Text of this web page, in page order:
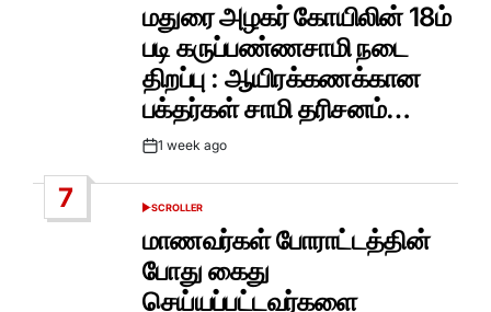
மதுரை அழகர் கோயிலின் 18ம்
படி கருப்பண்ணசாமி நடை
திறப்பு : ஆயிரக்கணக்கான
பக்தர்கள் சாமி தரிசனம்…
Post1 week ago
7
POSTED
SCROLLER
மாணவர்கள் போராட்டத்தின்
போது கைது
செய்யப்பட்டவர்களை